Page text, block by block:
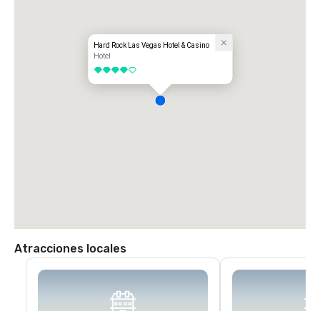
Hard Rock Las Vegas Hotel & Casino
Hotel
4 de 5
Atracciones locales